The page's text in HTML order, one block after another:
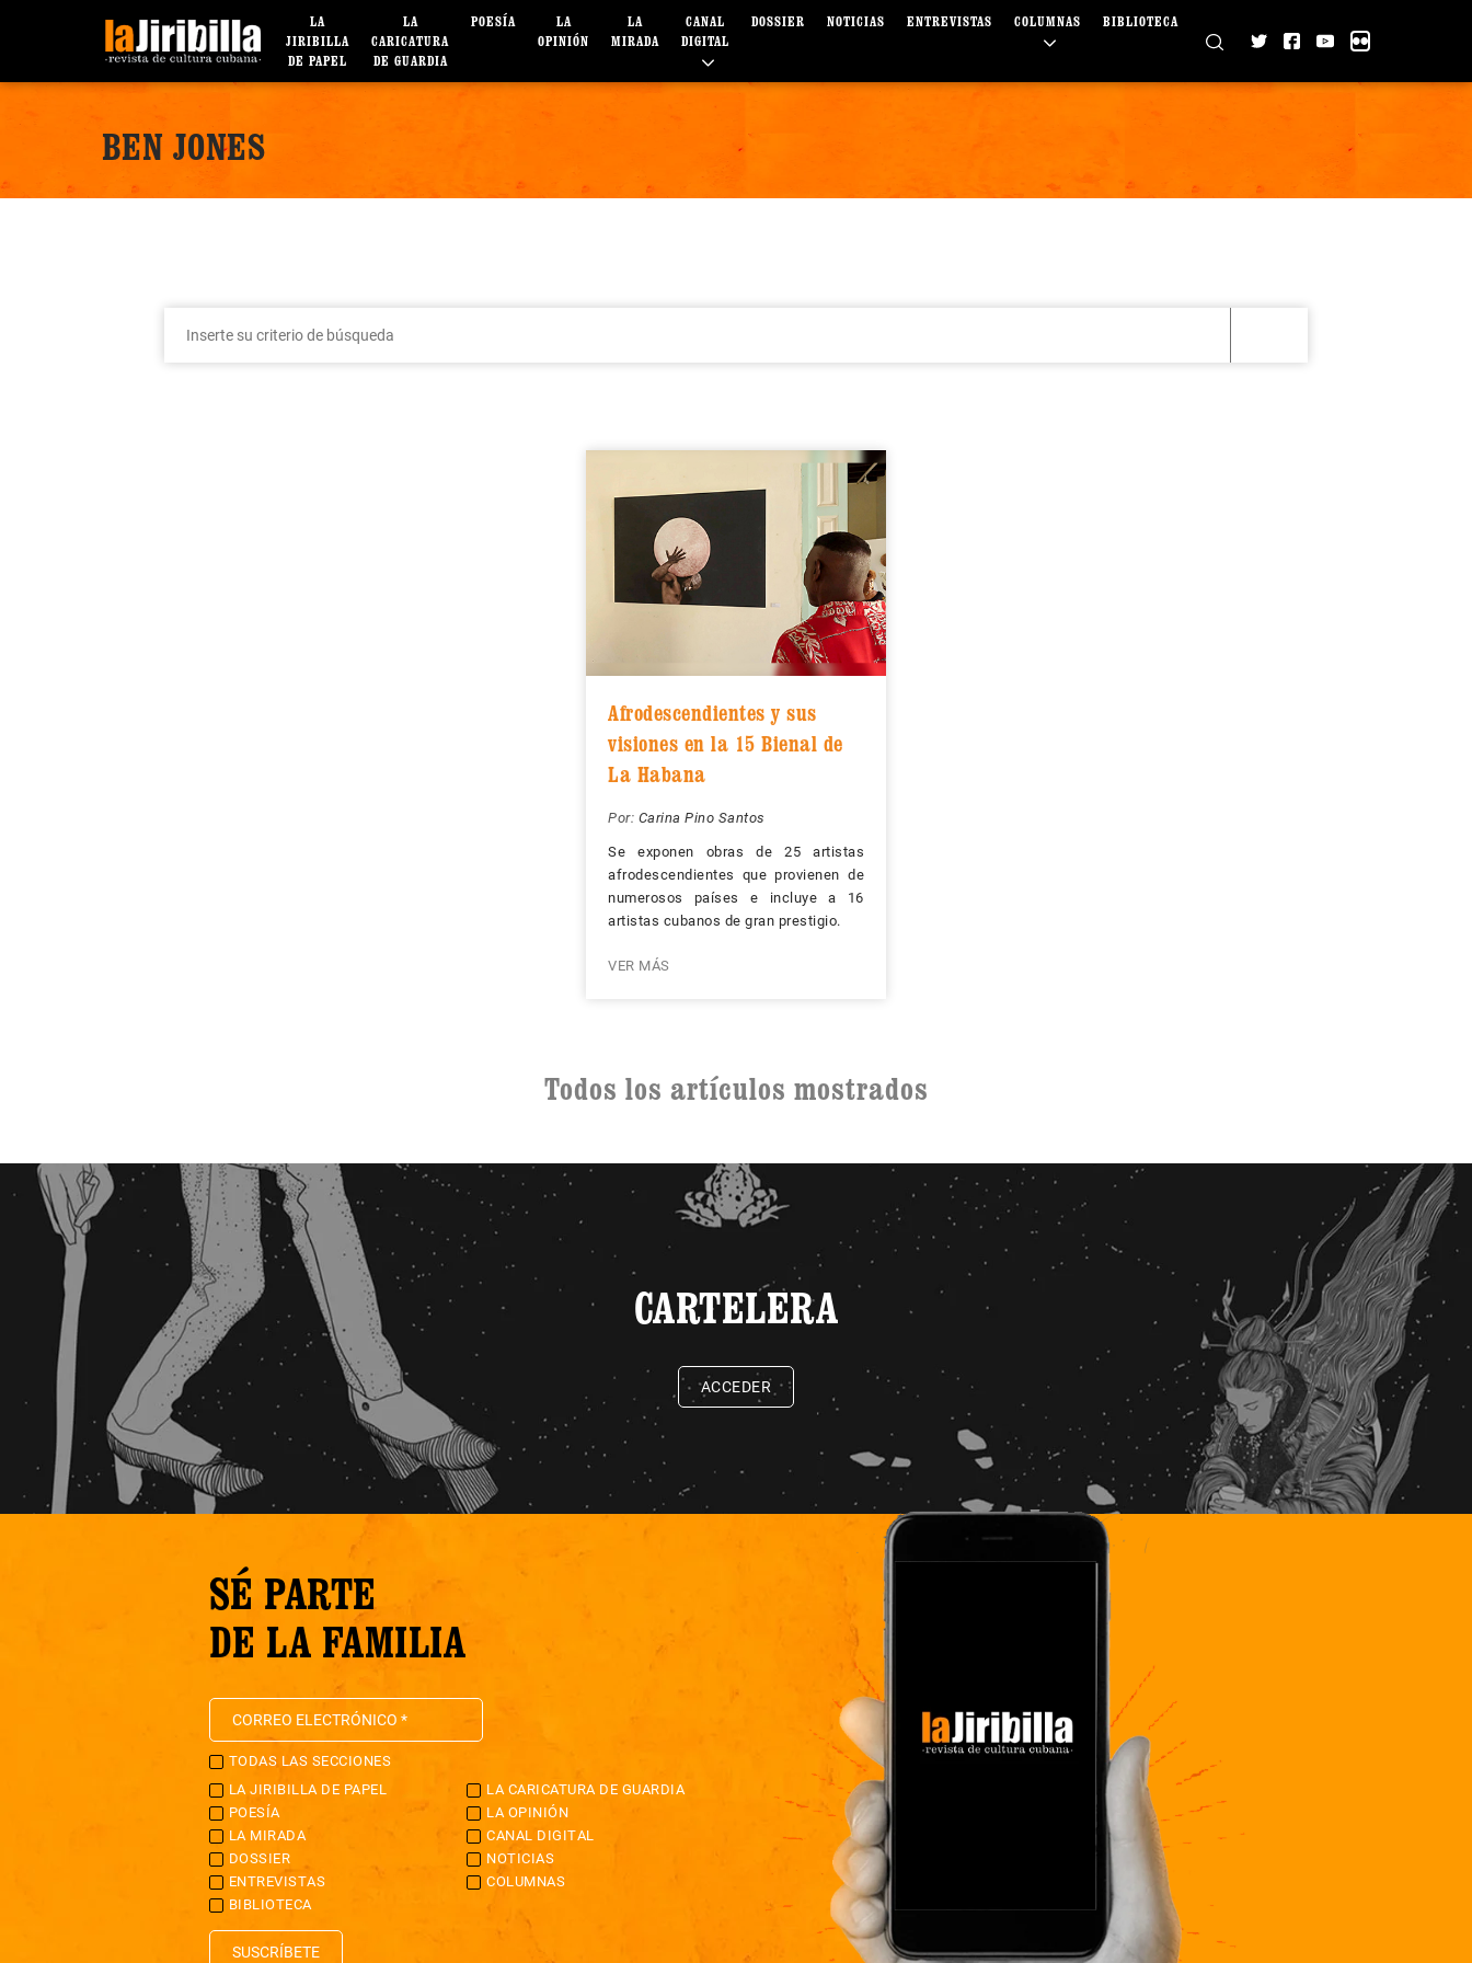
LA
JIRIBILLA
DE PAPEL
LA
CARICATURA
DE GUARDIA
POESÍA
LA
OPINIÓN
LA
MIRADA
CANAL
DIGITAL
DOSSIER NOTICIAS ENTREVISTAS COLUMNAS BIBLIOTECA
BEN JONES
Afrodescendientes y sus
visiones en la 15 Bienal de
La Habana
Por: Carina Pino Santos
Se exponen obras de 25 artistas
afrodescendientes que provienen de
numerosos países e incluye a 16
artistas cubanos de gran prestigio.
VER MÁS
Todos los artículos mostrados
CARTELERA
ACCEDER
SÉ PARTE
DE LA FAMILIA
TODAS LAS SECCIONES
LA JIRIBILLA DE PAPEL
LA CARICATURA DE GUARDIA
POESÍA
LA OPINIÓN
LA MIRADA
CANAL DIGITAL
DOSSIER
NOTICIAS
ENTREVISTAS
COLUMNAS
BIBLIOTECA
SUSCRÍBETE